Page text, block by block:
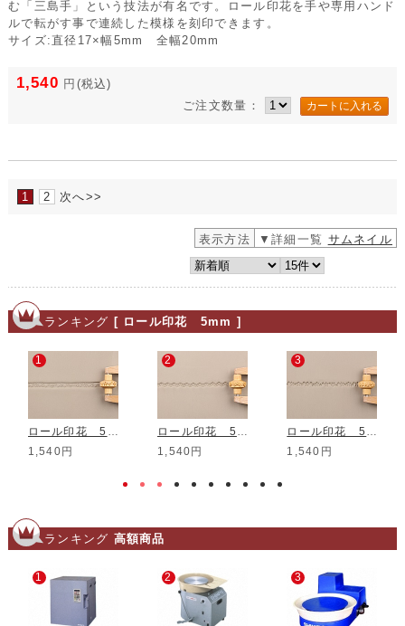
む「三島手」という技法が有名です。ロール印花を手や専用ハンド
ルで転がす事で連続した模様を刻印できます。
サイズ:直径17×幅5mm 全幅20mm
1,540 円 (税込)
ご注文数量：
1 2 次へ>>
表示方法 ▼詳細一覧 サムネイル
ランキング [ ロール印花 5mm ]
1
ロール印花 5mm MRS-08
1,540円
2
ロール印花 5mm MRS-23
1,540円
3
ロール印花 5mm MRS-12
1,540円
ランキング 高額商品
1 2 3